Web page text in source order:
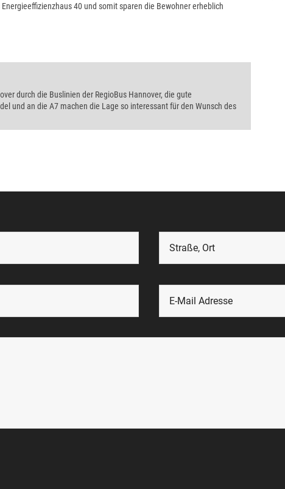
40 und somit sparen die Bewohner erheblich
durch die Buslinien der RegioBus Hannover, die gute
und an die A7 machen die Lage so interessant für den Wunsch des